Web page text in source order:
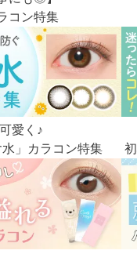
コン特集
愛く♪
」カラコン特集